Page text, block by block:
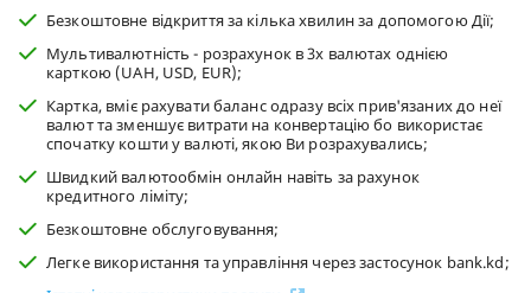
Безкоштовне відкриття за кілька хвилин за допомогою Дії;
Мультивалютність - розрахунок в 3х валютах однією
карткою (UAH, USD, EUR);
Картка, вміє рахувати баланс одразу всіх прив'язаних до неї
валют та зменшує витрати на конвертацію бо використає
спочатку кошти у валюті, якою Ви розрахувались;
Швидкий валютообмін онлайн навіть за рахунок
кредитного ліміту;
Безкоштовне обслуговування;
Легке використання та управління через застосунок bank.kd;